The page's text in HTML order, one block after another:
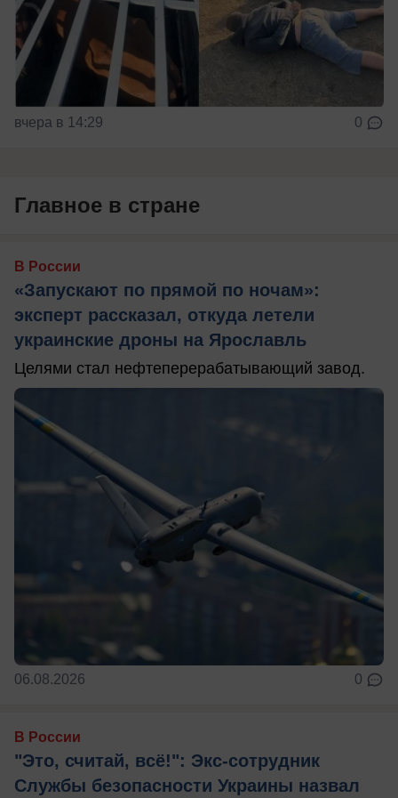
вчера в 14:29 0
Главное в стране
В России
«Запускают по прямой по ночам»:
эксперт рассказал, откуда летели
украинские дроны на Ярославль
Целями стал нефтеперерабатывающий завод.
06.08.2026 0
В России
"Это, считай, всё!": Экс-сотрудник
Службы безопасности Украины назвал